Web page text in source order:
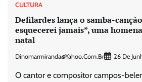
CULTURA
Defilardes lança o samba-
esquecerei jamais”, uma
natal
Dinomarmiranda@yahoo.com.br 26 De
O cantor e compositor campos-